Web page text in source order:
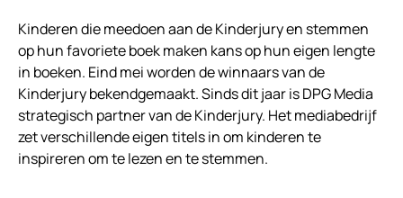
Kinderen die meedoen aan de Kinderjury en stemmen
op hun favoriete boek maken kans op hun eigen lengte
in boeken. Eind mei worden de winnaars van de
Kinderjury bekendgemaakt. Sinds dit jaar is DPG Media
strategisch partner van de Kinderjury. Het mediabedrijf
zet verschillende eigen titels in om kinderen te
inspireren om te lezen en te stemmen.